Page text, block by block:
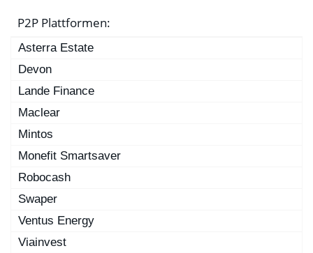
P2P Plattformen:
Asterra Estate
Devon
Lande Finance
Maclear
Mintos
Monefit Smartsaver
Robocash
Swaper
Ventus Energy
Viainvest